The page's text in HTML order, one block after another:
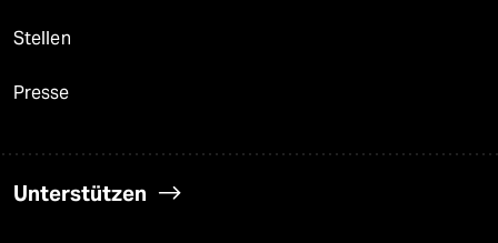
Stellen
Presse
Unterstützen